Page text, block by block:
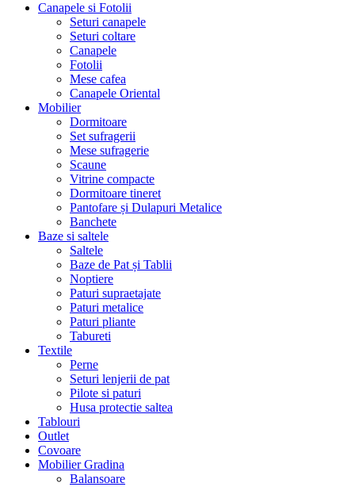
Canapele si Fotolii
Seturi canapele
Seturi coltare
Canapele
Fotolii
Mese cafea
Canapele Oriental
Mobilier
Dormitoare
Set sufragerii
Mese sufragerie
Scaune
Vitrine compacte
Dormitoare tineret
Pantofare și Dulapuri Metalice
Banchete
Baze si saltele
Saltele
Baze de Pat și Tablii
Noptiere
Paturi supraetajate
Paturi metalice
Paturi pliante
Tabureti
Textile
Perne
Seturi lenjerii de pat
Pilote si paturi
Husa protectie saltea
Tablouri
Outlet
Covoare
Mobilier Gradina
Balansoare